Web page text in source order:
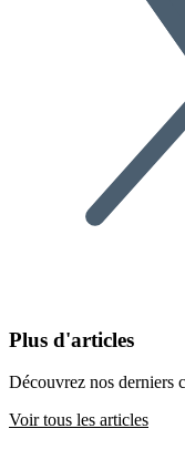
Plus d'articles
Découvrez nos derniers
Voir tous les articles